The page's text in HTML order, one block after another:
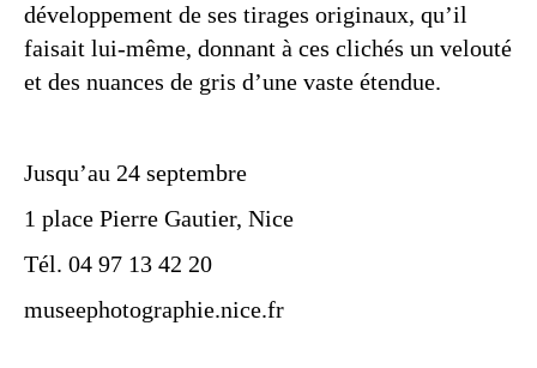
développement de ses tirages originaux, qu’il
faisait lui-même, donnant à ces clichés un velouté
et des nuances de gris d’une vaste étendue.
Jusqu’au 24 septembre
1 place Pierre Gautier, Nice
Tél. 04 97 13 42 20
museephotographie.nice.fr